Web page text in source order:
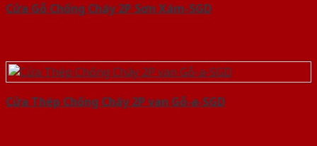
Cửa Gỗ Chống Cháy 2P Sơn Xám-SGD
Cửa Thép Chống Cháy 2P van Gỗ-a-SGD